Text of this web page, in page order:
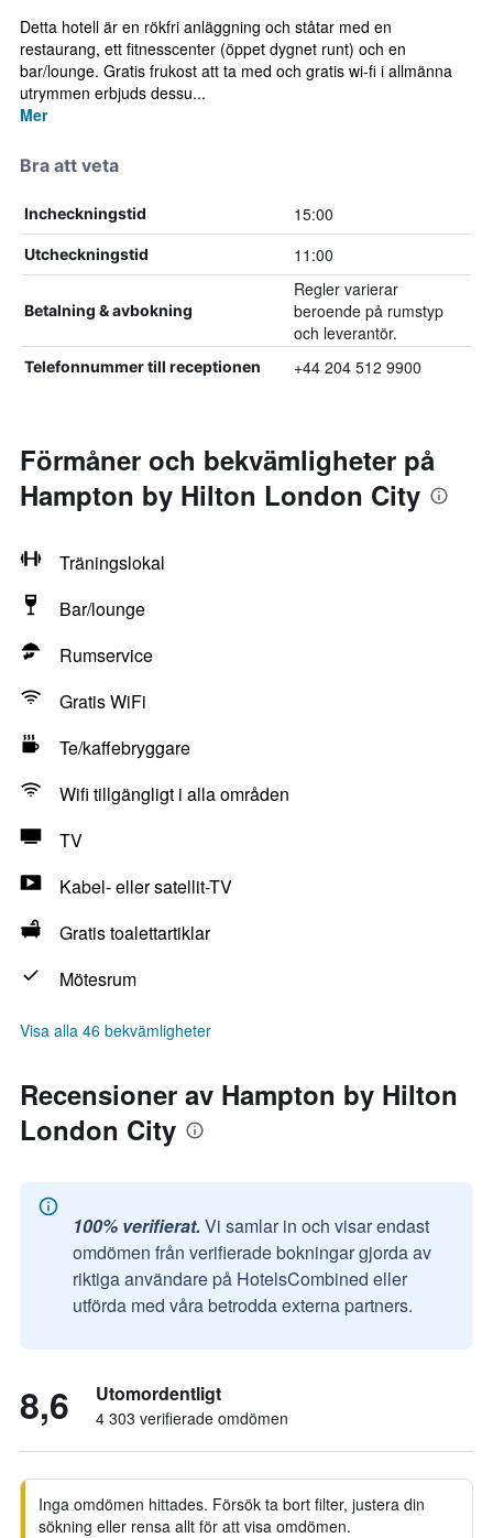
Detta hotell är en rökfri anläggning och ståtar med en
restaurang, ett fitnesscenter (öppet dygnet runt) och en
bar/lounge. Gratis frukost att ta med och gratis wi-fi i allmänna
utrymmen erbjuds dessu...
Mer
Bra att veta
Incheckningstid 15:00
Utcheckningstid 11:00
Betalning & avbokning
Regler varierar
beroende på rumstyp
och leverantör.
Telefonnummer till receptionen +44 204 512 9900
Förmåner och bekvämligheter på
Hampton by Hilton London City
Träningslokal
Bar/lounge
Rumservice
Gratis WiFi
Te/kaffebryggare
Wifi tillgängligt i alla områden
TV
Kabel- eller satellit-TV
Gratis toalettartiklar
Mötesrum
Visa alla 46 bekvämligheter
Recensioner av Hampton by Hilton
London City
100% verifierat. Vi samlar in och visar endast
omdömen från verifierade bokningar gjorda av
riktiga användare på HotelsCombined eller
utförda med våra betrodda externa partners.
8,6 Utomordentligt
4 303 verifierade omdömen
Inga omdömen hittades. Försök ta bort filter, justera din
sökning eller rensa allt för att visa omdömen.